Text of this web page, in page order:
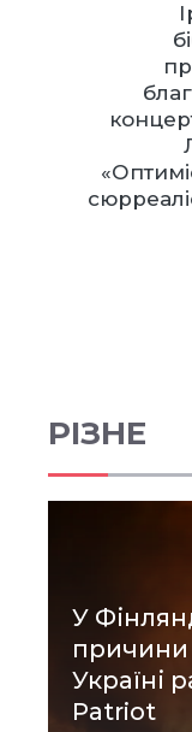
РІЗНЕ
У
причини
Україні
Patriot